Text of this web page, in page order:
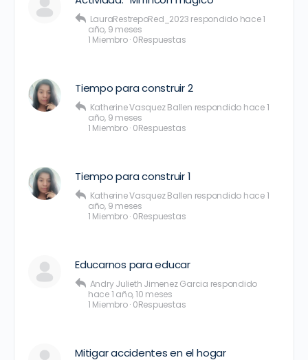
LauraRestrepoRed_2023 respondido hace 1
año, 9 meses
1 Miembro· 0Respuestas
Tiempo para construir 2
Katherine Vasquez Ballen respondido hace 1
año, 9 meses
1 Miembro· 0Respuestas
Tiempo para construir 1
Katherine Vasquez Ballen respondido hace 1
año, 9 meses
1 Miembro· 0Respuestas
Educarnos para educar
Andry Julieth Jimenez Garcia respondido
hace 1 año, 10 meses
1 Miembro· 0Respuestas
Mitigar accidentes en el hogar